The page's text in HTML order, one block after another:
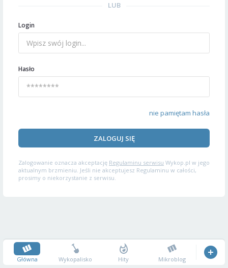
LUB
Login
Hasło
nie pamiętam hasła
ZALOGUJ SIĘ
Zalogowanie oznacza akceptację Regulaminu serwisu Wykop.pl w jego
aktualnym brzmieniu. Jeśli nie akceptujesz Regulaminu w całości,
prosimy o niekorzystanie z serwisu.
Główna Wykopalisko Hity Mikroblog